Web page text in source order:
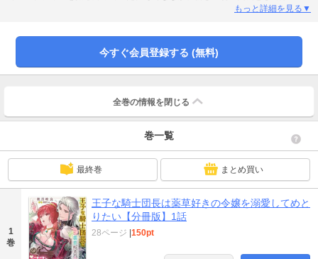
子のジェイラスが赴任。美しく圧倒的な魅力の彼に最初は騎士団に来ることを
もっと詳細を見る▼
今すぐ会員登録する (無料)
全巻の情報を 閉じる
巻一覧
最終巻 まとめ買い
1
巻
王子な騎士団長は薬草好きの令嬢を溺愛してめと
りたい【分冊版】1話
28ページ |150pt